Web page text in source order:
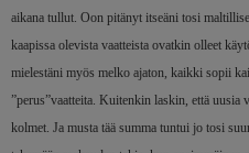
aikana tullut. Oon pitänyt itseäni tosi
kaapissa olevista vaatteista ovatkin olleet
mielestäni myös melko ajaton, kaikki sopii
”perus”vaatteita. Kuitenkin laskin, että
kolmet. Ja musta tää summa tuntui jo tosi